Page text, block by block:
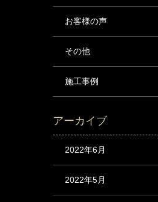
お客様の声
その他
施工事例
アーカイブ
2022年6月
2022年5月